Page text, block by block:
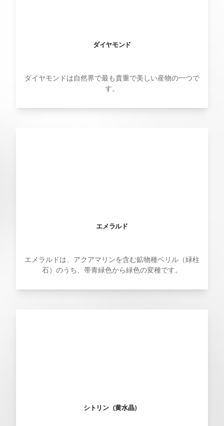
ダイヤモンド
ダイヤモンドは自然界で最も貴重で美しい産物の一つで
す。
エメラルド
エメラルドは、アクアマリンを含む鉱物種ベリル（緑柱
石）のうち、帯青緑色から緑色の変種です。
シトリン（黄水晶）